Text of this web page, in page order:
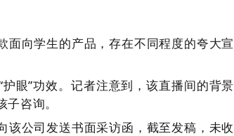
向学生的产品，存在不同程度的夸大宣
眼”功效。记者注意到，该直播间的背景
咨询。
公司发送书面采访函，截至发稿，未收